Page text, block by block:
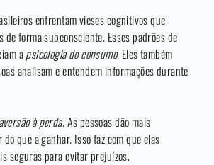
enfrentam vieses cognitivos que
de forma subconsciente. Esses padrões de
apsicologia do consumo. Eles também
analisam e entendem informações durante
aversão à perda. As pessoas dão mais
que a ganhar. Isso faz com que elas
seguras para evitar prejuízos.